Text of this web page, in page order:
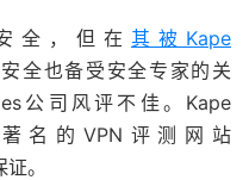
全，但在 其被Kape
全也备受安全专家的关
公司风评不佳。Kape
名的VPN评测网站
。